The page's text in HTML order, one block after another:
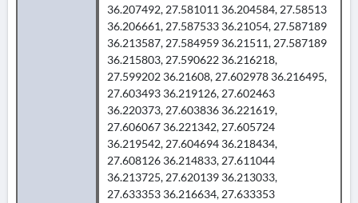
36.207492, 27.581011 36.204584, 27.58513
36.206661, 27.587533 36.21054, 27.587189
36.213587, 27.584959 36.21511, 27.587189
36.215803, 27.590622 36.216218,
27.599202 36.21608, 27.602978 36.216495,
27.603493 36.219126, 27.602463
36.220373, 27.603836 36.221619,
27.606067 36.221342, 27.605724
36.219542, 27.604694 36.218434,
27.608126 36.214833, 27.611044
36.213725, 27.620139 36.213033,
27.633353 36.216634, 27.633353